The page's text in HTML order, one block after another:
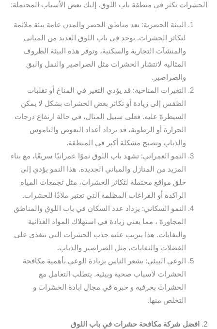
الحشرات تكثر في منطقة باب اللوق. إليك بعض الأسباب المحتملة:
البيئة الحضرية: تعد مناطق الحضر والمدن عامة بيئة ملائمة
لتكاثر الحشرات. يوجد في باب اللوق العديد من المباني
والمنشآت التجارية والسكنية، وتوفر هذه البيئة الظروف
المثالية لانتشار الحشرات مثل الصراصير والنمل والبق
والصراصير.
التغيرات المناخية: قد يؤدي التغير في المناخ أو تقلبات
الطقس إلى زيادة أو تكاثر بعض الحشرات بشكل لا يمكن
السيطرة عليه. فعلى سبيل المثال، في حالة ارتفاع درجات
الحرارة أو الرطوبة، قد تزداد أعداد البعوض والناموس
والذباب وتصبح مشكلة أكبر في المنطقة.
النمو العمراني: تشهد باب اللوق نموًا عمرانيًا سريعًا، مع بناء
المزيد من المنازل والمباني الجديدة. هذا النمو يؤدي إلى
خلق مواقع محتملة لتكاثر الحشرات، مثل تجمعات المياه
الراكدة أو الفراغات المظلمة التي تعتبر ملاذًا للحشرات.
النمو السكاني: يزداد عدد السكان في باب اللوق والمناطق
المجاورة ، مما يعني زيادة في استهلاك المواد الغذائية
والنفايات. هذا يترتب عليه جذب الحشرات التي تتغذى على
الفضلات والنفايات، مثل الصراصير والذباب.
الوعي البيئي: يشعر الناس بزيادة الوعي بأهمية مكافحة
الحشرات لأسباب صحية وبيئية. يتطلب التعامل مع
الحشرات بحرفية و خبرة في مجال ابادة الحشرات و
التخلص منها.
2.
افضل شركة مكافحة حشرات في باب اللوق